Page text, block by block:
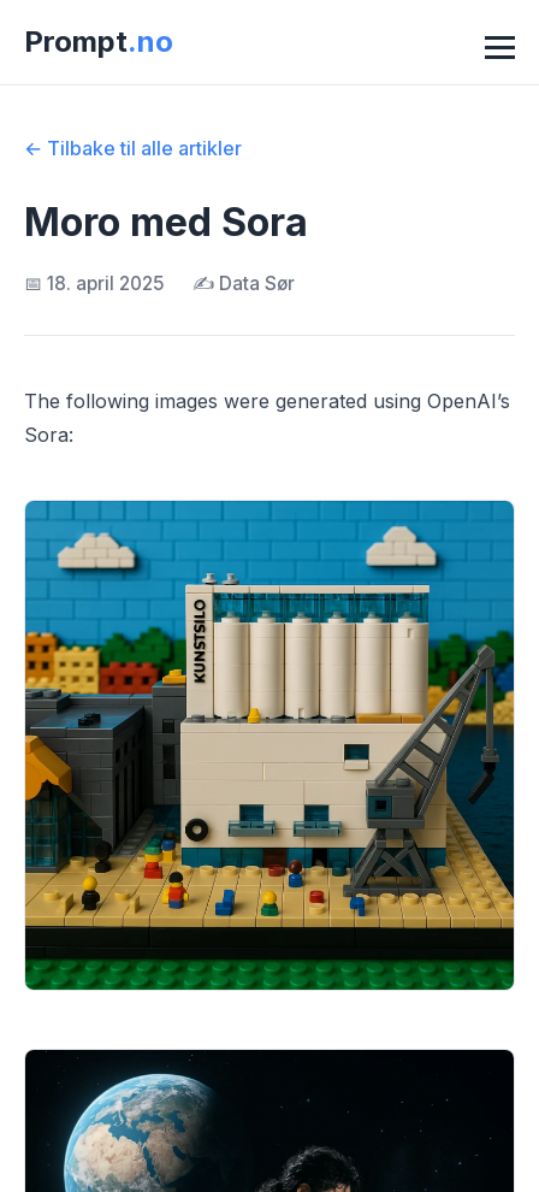
Prompt.no
← Tilbake til alle artikler
Moro med Sora
📅 18. april 2025 ✍️ Data Sør
The following images were generated using OpenAI’s
Sora: